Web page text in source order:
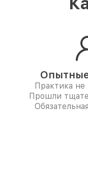
Практика не
Прошли